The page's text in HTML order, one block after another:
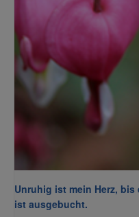
Unruhig ist mein Herz,
ist ausgebucht.